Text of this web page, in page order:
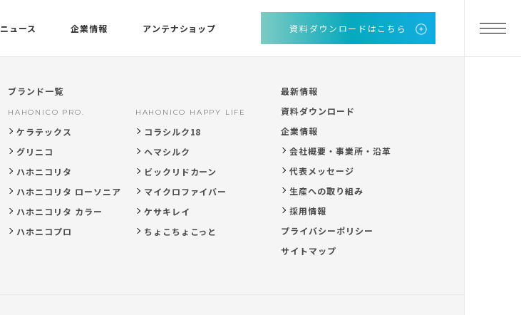
ニュース 企業情報 アンテナショップ 資料ダウンロードはこちら
ブランド一覧
HAHONICO PRO.
ケラテックス
グリニコ
ハホニコリタ
ハホニコリタ ローソニア
ハホニコリタ カラー
ハホニコプロ
HAHONICO HAPPY LIFE
コラシルク18
ヘマシルク
ビックリドカーン
マイクロファイバー
ケサキレイ
ちょこちょこっと
最新情報
資料ダウンロード
企業情報
会社概要・事業所・沿革
代表メッセージ
生産への取り組み
採用情報
プライバシーポリシー
サイトマップ